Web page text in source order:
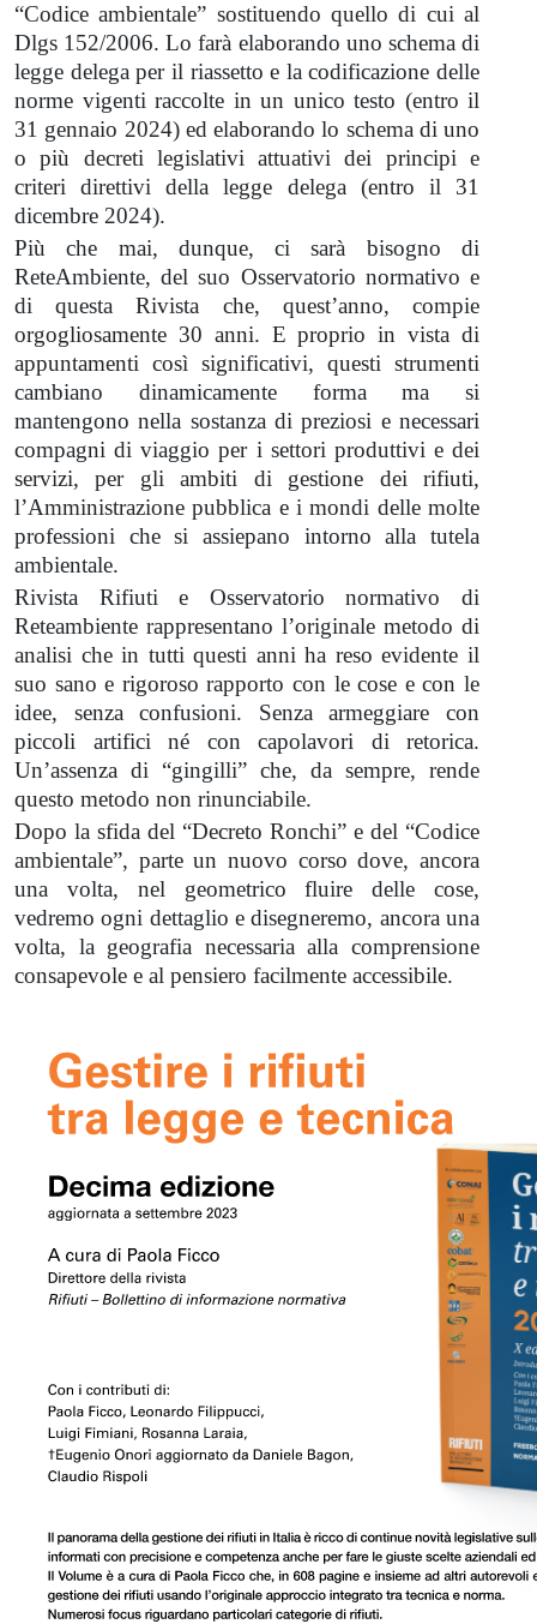
“Codice ambientale” sostituendo quello di cui al
Dlgs 152/2006. Lo farà elaborando uno schema di
legge delega per il riassetto e la codificazione delle
norme vigenti raccolte in un unico testo (entro il
31 gennaio 2024) ed elaborando lo schema di uno
o più decreti legislativi attuativi dei principi e
criteri direttivi della legge delega (entro il 31
dicembre 2024).
Più che mai, dunque, ci sarà bisogno di
ReteAmbiente, del suo Osservatorio normativo e
di questa Rivista che, quest’anno, compie
orgogliosamente 30 anni. E proprio in vista di
appuntamenti così significativi, questi strumenti
cambiano dinamicamente forma ma si
mantengono nella sostanza di preziosi e necessari
compagni di viaggio per i settori produttivi e dei
servizi, per gli ambiti di gestione dei rifiuti,
l’Amministrazione pubblica e i mondi delle molte
professioni che si assiepano intorno alla tutela
ambientale.
Rivista Rifiuti e Osservatorio normativo di
Reteambiente rappresentano l’originale metodo di
analisi che in tutti questi anni ha reso evidente il
suo sano e rigoroso rapporto con le cose e con le
idee, senza confusioni. Senza armeggiare con
piccoli artifici né con capolavori di retorica.
Un’assenza di “gingilli” che, da sempre, rende
questo metodo non rinunciabile.
Dopo la sfida del “Decreto Ronchi” e del “Codice
ambientale”, parte un nuovo corso dove, ancora
una volta, nel geometrico fluire delle cose,
vedremo ogni dettaglio e disegneremo, ancora una
volta, la geografia necessaria alla comprensione
consapevole e al pensiero facilmente accessibile.